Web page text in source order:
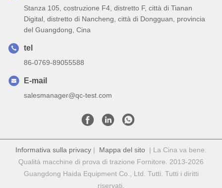
Stanza 105, costruzione F4, distretto F, città di Tianan
Digital, distretto di Nancheng, città di Dongguan, provincia
del Guangdong, Cina
tel
86-0769-89055588
E-mail
salesmanager@qc-test.com
Informativa sulla privacy | Mappa del sito | La Cina va bene.
Qualità macchine di prova di trazione Fornitore. 2013-2026
Guangdong Haida Equipment Co., Ltd. Tutti. Tutti i diritti
riservati.